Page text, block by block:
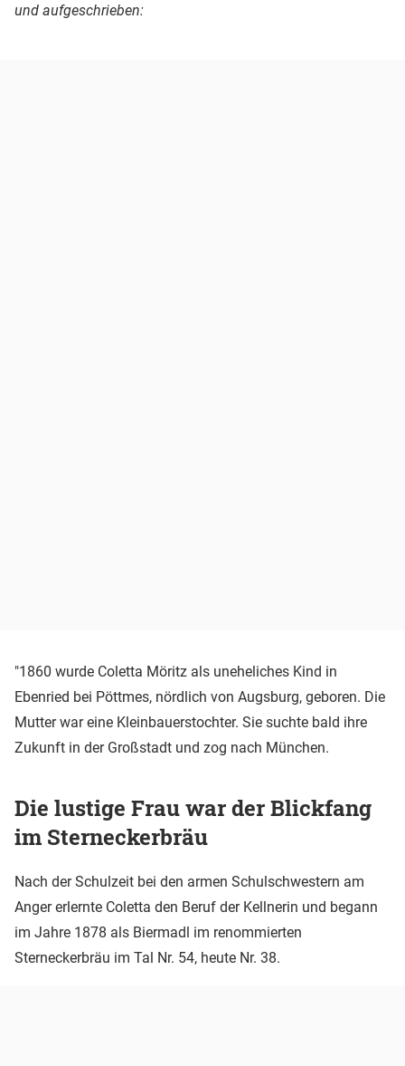
und aufgeschrieben:
"1860 wurde Coletta Möritz als uneheliches Kind in
Ebenried bei Pöttmes, nördlich von Augsburg, geboren. Die
Mutter war eine Kleinbauerstochter. Sie suchte bald ihre
Zukunft in der Großstadt und zog nach München.
Die lustige Frau war der Blickfang
im Sterneckerbräu
Nach der Schulzeit bei den armen Schulschwestern am
Anger erlernte Coletta den Beruf der Kellnerin und begann
im Jahre 1878 als Biermadl im renommierten
Sterneckerbräu im Tal Nr. 54, heute Nr. 38.